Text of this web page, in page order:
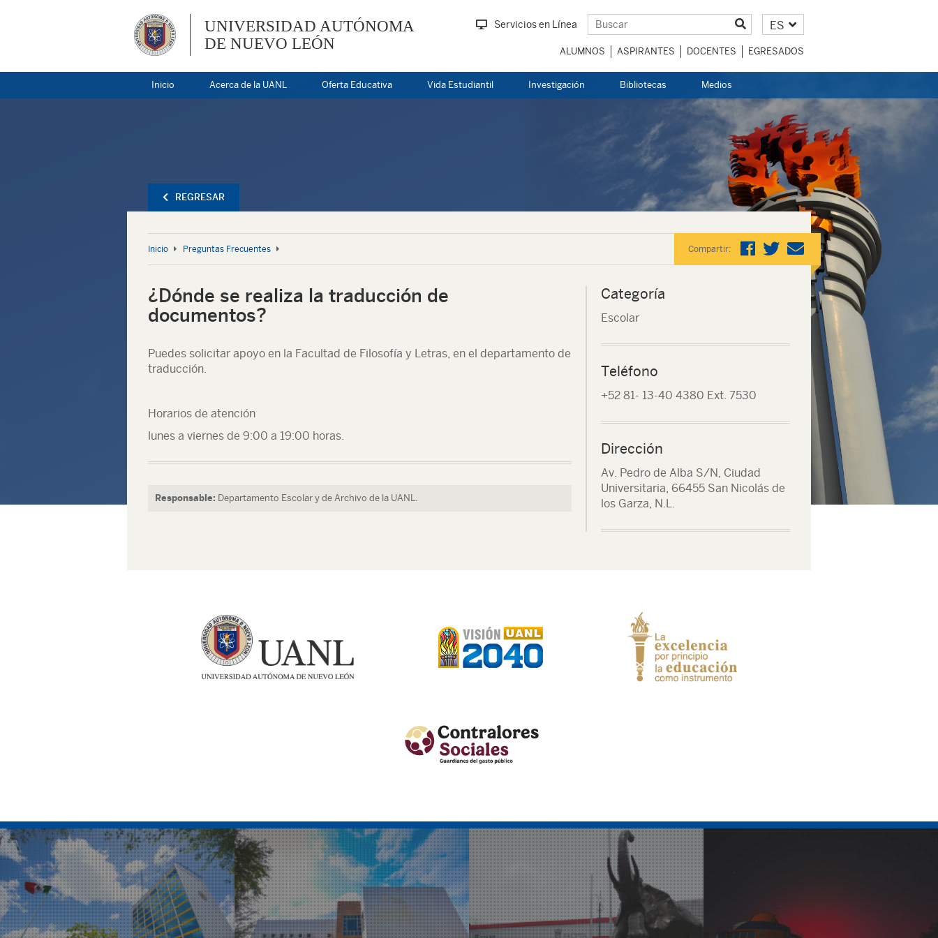
UNIVERSIDAD AUTÓNOMA
DE NUEVO LEÓN
Servicios en Línea ES
ALUMNOS ASPIRANTES DOCENTES EGRESADOS
Inicio Acerca de la UANL Oferta Educativa Vida Estudiantil Investigación Bibliotecas Medios
REGRESAR
Inicio Preguntas Frecuentes Compartir:
¿Dónde se realiza la traducción de
documentos?
Puedes solicitar apoyo en la Facultad de Filosofía y Letras, en el departamento de
traducción.
Horarios de atención
lunes a viernes de 9:00 a 19:00 horas.
Responsable: Departamento Escolar y de Archivo de la UANL.
Categoría
Escolar
Teléfono
+52 81- 13-40 4380 Ext. 7530
Dirección
Av. Pedro de Alba S/N, Ciudad
Universitaria, 66455 San Nicolás de
los Garza, N.L.